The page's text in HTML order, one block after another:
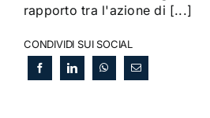
rapporto tra l'azione di [...]
CONDIVIDI SUI SOCIAL